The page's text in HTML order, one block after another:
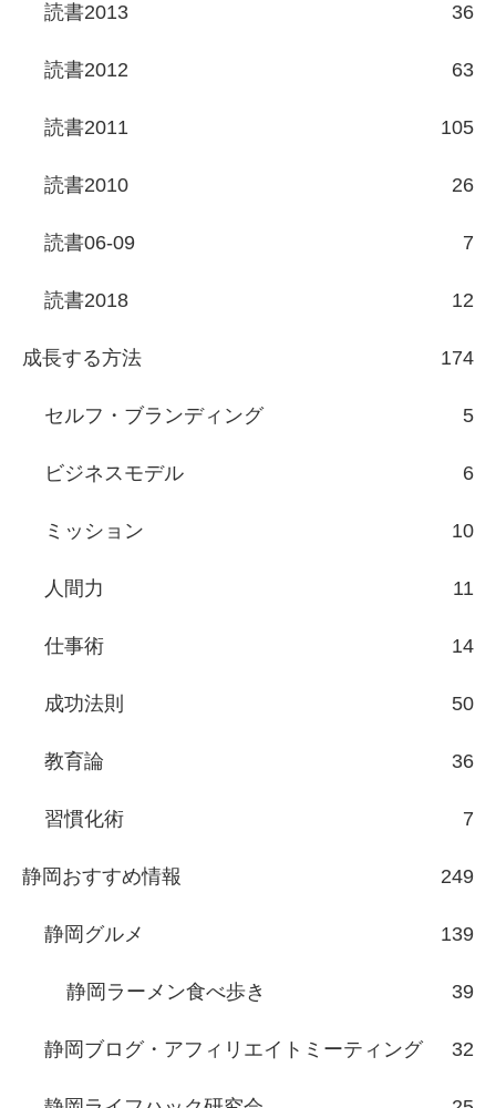
読書2013 36
読書2012 63
読書2011 105
読書2010 26
読書06-09 7
読書2018 12
成長する方法 174
セルフ・ブランディング 5
ビジネスモデル 6
ミッション 10
人間力 11
仕事術 14
成功法則 50
教育論 36
習慣化術 7
静岡おすすめ情報 249
静岡グルメ 139
静岡ラーメン食べ歩き 39
静岡ブログ・アフィリエイトミーティング 32